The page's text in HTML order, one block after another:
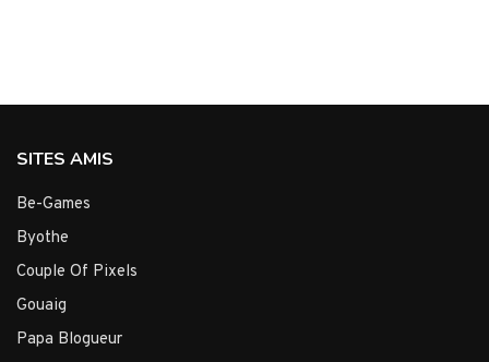
SITES AMIS
Be-Games
Byothe
Couple Of Pixels
Gouaig
Papa Blogueur